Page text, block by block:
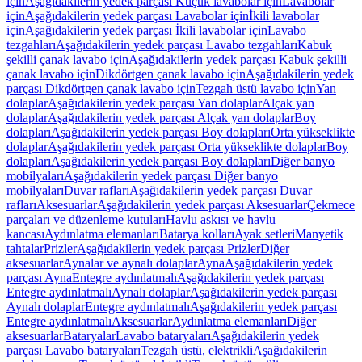
içinAşağıdakilerin yedek parçası Lavabolar içinİkili lavabolar
içinAşağıdakilerin yedek parçası İkili lavabolar içinLavabo
tezgahlarıAşağıdakilerin yedek parçası Lavabo tezgahlarıKabuk
şekilli çanak lavabo içinAşağıdakilerin yedek parçası Kabuk şekilli
çanak lavabo içinDikdörtgen çanak lavabo içinAşağıdakilerin yedek
parçası Dikdörtgen çanak lavabo içinTezgah üstü lavabo içinYan
dolaplarAşağıdakilerin yedek parçası Yan dolaplarAlçak yan
dolaplarAşağıdakilerin yedek parçası Alçak yan dolaplarBoy
dolaplarıAşağıdakilerin yedek parçası Boy dolaplarıOrta yükseklikte
dolaplarAşağıdakilerin yedek parçası Orta yükseklikte dolaplarBoy
dolaplarıAşağıdakilerin yedek parçası Boy dolaplarıDiğer banyo
mobilyalarıAşağıdakilerin yedek parçası Diğer banyo
mobilyalarıDuvar raflarıAşağıdakilerin yedek parçası Duvar
raflarıAksesuarlarAşağıdakilerin yedek parçası AksesuarlarÇekmece
parçaları ve düzenleme kutularıHavlu askısı ve havlu
kancasıAydınlatma elemanlarıBatarya kollarıAyak setleriManyetik
tahtalarPrizlerAşağıdakilerin yedek parçası PrizlerDiğer
aksesuarlarAynalar ve aynalı dolaplarAynaAşağıdakilerin yedek
parçası AynaEntegre aydınlatmalıAşağıdakilerin yedek parçası
Entegre aydınlatmalıAynalı dolaplarAşağıdakilerin yedek parçası
Aynalı dolaplarEntegre aydınlatmalıAşağıdakilerin yedek parçası
Entegre aydınlatmalıAksesuarlarAydınlatma elemanlarıDiğer
aksesuarlarBataryalarLavabo bataryalarıAşağıdakilerin yedek
parçası Lavabo bataryalarıTezgah üstü, elektrikliAşağıdakilerin